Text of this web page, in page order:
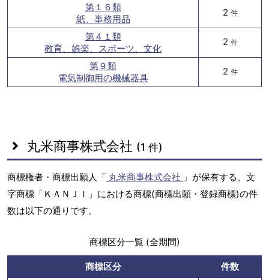
第１６類
紙、事務用品
2 件
第４１類
教育、娯楽、スポーツ、文化
2 件
第９類
電気制御用の機械器具
2 件
丸米商事株式会社 (1 件)
商標権者・商標出願人「 丸米商事株式会社 」が保有する、文
字商標「ＫＡＮＪＩ」における商標(商標出願・登録商標)の件
数は以下の通りです。
商標区分一覧 (全期間)
商標区分
件数